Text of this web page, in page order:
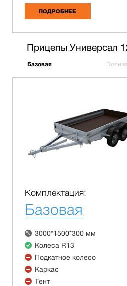
ПОДРОБНЕЕ
Прицепы Универсал
Базовая Полная
Комплектация:
Базовая
3000*1500*300 мм
Колеса R13
Подкатное колесо
Каркас
Тент